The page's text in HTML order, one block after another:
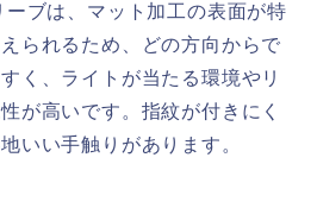
ブは、マット加工の表面が特
られるため、どの方向からで
く、ライトが当たる環境やリ
が高いです。指紋が付きにく
いい手触りがあります。